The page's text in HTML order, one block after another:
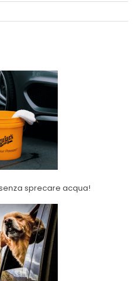
sprecare acqua!